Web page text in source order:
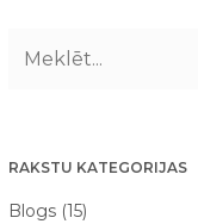
RAKSTU KATEGORIJAS
Blogs (15)